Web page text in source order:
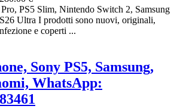
PS5 Slim, Nintendo Switch 2, Samsung
Ultra I prodotti sono nuovi, originali,
e coperti ...
Sony PS5, Samsung,
WhatsApp: